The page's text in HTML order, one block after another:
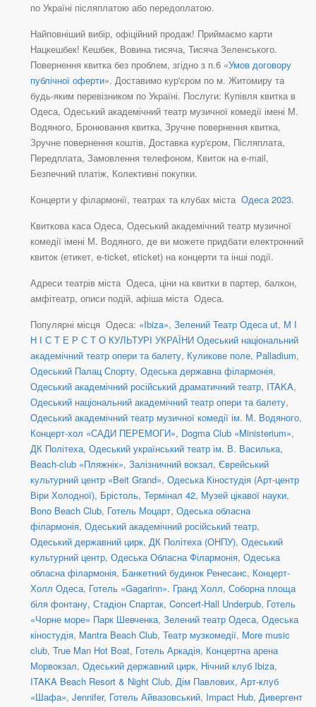
по Україні післяплатою або передоплатою.
Найповніший вибір, офіційний продаж! Приймаємо карти
Нацкешбек! Кешбек, Вовина тисяча, Тисяча Зеленського.
Повернення квитка без проблем, згідно з п.6 «Умов договору
публічної оферти». Доставимо кур'єром по м. Житомиру та
будь-яким перевізником по Україні. Послуги: Купівля квитка в
Одеса, Одеський академічний театр музичної комедії імені М.
Водяного, Бронювання квитка, Зручне повернення квитка,
Зручне повернення коштів, Доставка кур'єром, Післяплата,
Передплата, Замовлення телефоном, Квиток на e-mail,
Безпечний платіж, Колективні покупки.
Концерти у філармонії, театрах та клубах міста Одеса 2023.
Квиткова каса Одеса, Одеський академічний театр музичної
комедії імені М. Водяного, де ви можете придбати електронний
квиток (етикет, e-ticket, eticket) на концерти та інші події.
Адреси театрів міста Одеса, ціни на квитки в партер, балкон,
амфітеатр, описи подій, афіша міста Одеса.
Популярні місця Одеса: «Ibiza», Зелений Театр Одеса ut, М І
Н І С Т Е Р С Т О КУЛЬТУРІ УКРАЇНИ Одеський національний
академічний театр опери та балету, Куликове поле, Palladium,
Одеський Палац Спорту, Одеська державна філармонія,
Одеський академічний російський драматичний театр, ITAKA,
Одеський національний академічний театр опери та балету,
Одеський академічний театр музичної комедії ім. М. Водяного,
Концерт-хол «САДИ ПЕРЕМОГИ», Dogma Club «Ministerium»,
ДК Політеха, Одеський український театр ім. В. Василька,
Beach-club «Пляжнік», Залізничний вокзал, Єврейський
культурний центр «Beit Grand», Одеська Кіностудія (Арт-центр
Віри Холодної), Брістоль, Термінал 42, Музей цікавої науки,
Bono Beach Club, Готель Моцарт, Одеська обласна
філармонія, Одеський академічний російський театр,
Одеський державний цирк, ДК Політеха (ОНПУ), Одеський
культурний центр, Одеська Обласна Філармонія, Одеська
обласна філармонія, Банкетний будинок Ренесанс, Концерт-
Холл Одеса, Готель «Gagarinn». Гранд Холл, Соборна площа
біля фонтану, Стадіон Спартак, Concert-Hall Underpub, Готель
«Чорне море» Парк Шевченка, Зелений театр Одеса, Одеська
кіностудія, Mantra Beach Club, Театр музкомедії, More music
club, True Man Hot Boat, Готель Аркадія, Концертна арена
Морвокзал, Одеський державний цирк, Нічний клуб Ibiza,
ITAKA Beach Resort & Night Club, Дім Павлових, Арт-клуб
«Шафа», Jennifer, Готель Айвазовський, Impact Hub, Дивергент